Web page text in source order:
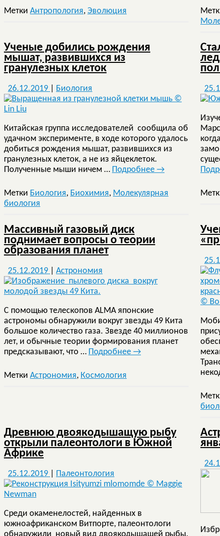
Метки Антропология, Эволюция
Ученые добились рождения
мышат, развившихся из
гранулезных клеток
26.12.2019 Биология
Китайская группа исследователей сообщила об
удачном эксперименте, в ходе которого удалось
добиться рождения мышат, развившихся из
гранулезных клеток, а не из яйцеклеток.
Полученные мыши ничем … Подробнее →
Метки Биология, Биохимия, Молекулярная
биология
Массивный газовый диск
поднимает вопросы о теории
образования планет
25.12.2019 Астрономия
С помощью телескопов ALMA японские
астрономы обнаружили вокруг звезды 49 Кита
большое количество газа. Звезде 40 миллионов
лет, и обычные теории формирования планет
предсказывают, что … Подробнее →
Метки Астрономия, Космология
Древнюю двоякодышащую рыбу
открыли палеонтологи в Южной
Африке
25.12.2019 Палеонтология
Среди окаменелостей, найденных в
южноафриканском Витпорте, палеонтологи
обнаружили новый вид двоякодышащей рыбы,